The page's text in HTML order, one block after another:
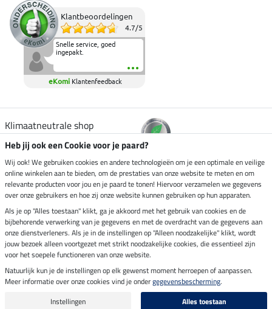
Klantbeoordelingen
4.7/5
Snelle service, goed
ingepakt.
eKomi Klantenfeedback
Klimaatneutrale shop
Verzending per
Veilig betalen met
Impressum
Laatste update op 09.08.2026 om 14:26 uur
Alle prijzen in euro's, incl. BTW, excl. verzendkosten.
Heb jij ook een Cookie voor je paard?
Wij ook! We gebruiken cookies en andere technologieën om je een optimale en veilige
online winkelen aan te bieden, om de prestaties van onze website te meten en om
relevante producten voor jou en je paard te tonen! Hiervoor verzamelen we gegevens
over onze gebruikers en hoe zij onze website kunnen gebruiken op hun apparaten.
Als je op "Alles toestaan" klikt, ga je akkoord met het gebruik van cookies en de
bijbehorende verwerking van je gegevens en met de overdracht van de gegevens aan
onze dienstverleners. Als je in de instellingen op "Alleen noodzakelijke" klikt, wordt
jouw bezoek alleen voortgezet met strikt noodzakelijke cookies, die essentieel zijn
voor het soepele functioneren van onze website.
Natuurlijk kun je de instellingen op elk gewenst moment herroepen of aanpassen.
Meer informatie over onze cookies vind je ondergegevensbescherming.
Instellingen
Alles toestaan